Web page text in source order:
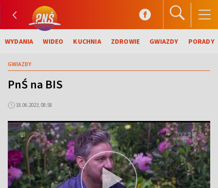
WYDANIA WIDEO KUCHNIA ZDROWIE GWIAZDY PORADY
GWIAZDY
PnŚ na BIS
18.06.2023, 08:58